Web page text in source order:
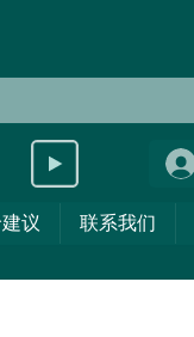
议 联系我们